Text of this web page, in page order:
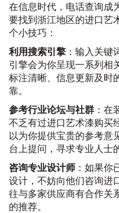
在信息时代，电话查询成
要找到浙江地区的进口艺
个小技巧：
利用搜索引擎 ：输入关键
引擎会为你呈现一系列相
标注清晰、信息更新及时
靠。
参考行业论坛与社群 ：在
不乏有过进口艺术漆购买
以为你提供宝贵的参考意
台上提问，寻求专业人士
咨询专业设计师 ：如果你
设计，不妨向他们咨询进
往与多家供应商有合作关
的推荐。